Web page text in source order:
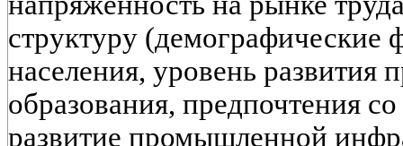
структуру (демографические
населения, уровень
образования, предпочтения
развитие промышленной